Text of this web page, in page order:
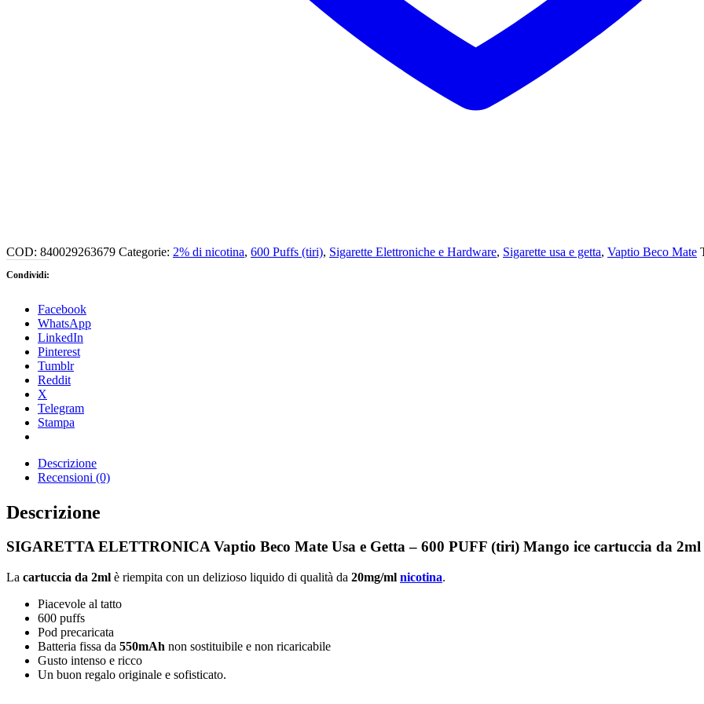
COD: 840029263679 Categorie: 2% di nicotina, 600 Puffs (tiri), Sigarette Elettroniche e Hardware, Sigarette usa e getta, Vaptio Beco Mate
Condividi:
Facebook
WhatsApp
LinkedIn
Pinterest
Tumblr
Reddit
X
Telegram
Stampa
Descrizione
Recensioni (0)
Descrizione
SIGARETTA ELETTRONICA Vaptio Beco Mate Usa e Getta – 600 PUFF (tiri) Mango ice cartuccia da 2ml
La cartuccia da 2ml è riempita con un delizioso liquido di qualità da 20mg/ml nicotina.
Piacevole al tatto
600 puffs
Pod precaricata
Batteria fissa da 550mAh non sostituibile e non ricaricabile
Gusto intenso e ricco
Un buon regalo originale e sofisticato.